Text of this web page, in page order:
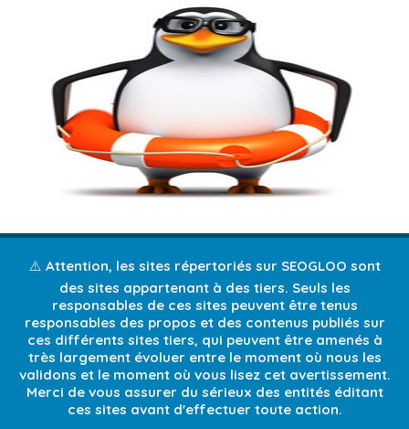
⚠️ Attention, les sites répertoriés sur SEOGLOO sont
des sites appartenant à des tiers. Seuls les
responsables de ces sites peuvent être tenus
responsables des propos et des contenus publiés sur
ces différents sites tiers, qui peuvent être amenés à
très largement évoluer entre le moment où nous les
validons et le moment où vous lisez cet avertissement.
Merci de vous assurer du sérieux des entités éditant
ces sites avant d'effectuer toute action.